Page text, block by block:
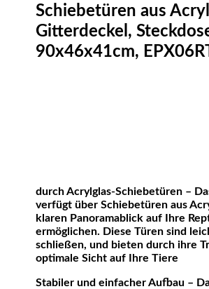
Schiebetüren aus
Gitterdeckel,
90x46x41cm,
durch Acrylglas-Schiebetüren –
verfügt über Schiebetüren aus
klaren Panoramablick auf Ihre
ermöglichen. Diese Türen sind
schließen, und bieten durch ihre
optimale Sicht auf Ihre Tiere
Stabiler und einfacher Aufbau –